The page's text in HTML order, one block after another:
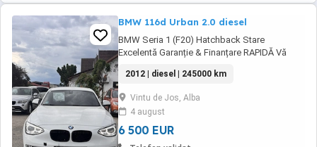
BMW 116d Urban 2.0 diesel
BMW Seria 1 (F20) Hatchback Stare
Excelentă Garanție & Finanțare RAPIDĂ Vă
Seria 1, o mașină care îmbină perfect
dinamismul caracteristic mărcii cu utilitatea
unui hatchback compact. Ideală atât pentru
oraș, cât și pentru drumurile lungi, mașina se
află într-o ...
2012 | diesel | 245000 km
Vintu de Jos, Alba
4 august
6 500 EUR